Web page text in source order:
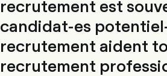
recrutement est
candidat-es
recrutement aident
recrutement